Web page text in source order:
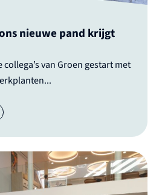
nieuwe pand krijgt
van Groen gestart met